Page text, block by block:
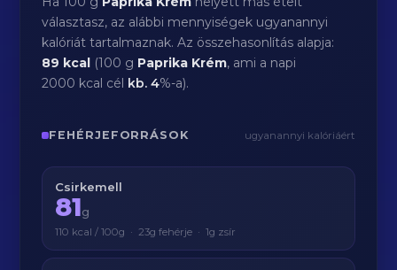
választasz, az alábbi mennyiségek ugyanannyi
kalóriát tartalmaznak. Az összehasonlítás alapja:
89 kcal (100 g Paprika Krém, ami a napi
2000 kcal cél kb.4%-a).
FEHÉRJEFORRÁSOK ugyanannyi kalóriáért
Csirkemell
81g
110 kcal / 100g · 23g fehérje · 1g zsír